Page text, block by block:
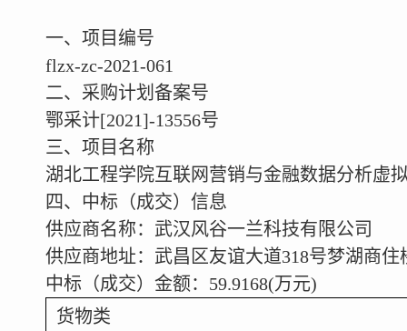
一、项目编号
flzx-zc-2021-061
二、采购计划备案号
鄂采计[2021]-13556号
三、项目名称
湖北工程学院互联网营销与金融数据分析虚
四、中标（成交）信息
供应商名称：武汉风谷一兰科技有限公司
供应商地址：武昌区友谊大道318号梦湖商
中标（成交）金额：59.9168(万元)
货物类